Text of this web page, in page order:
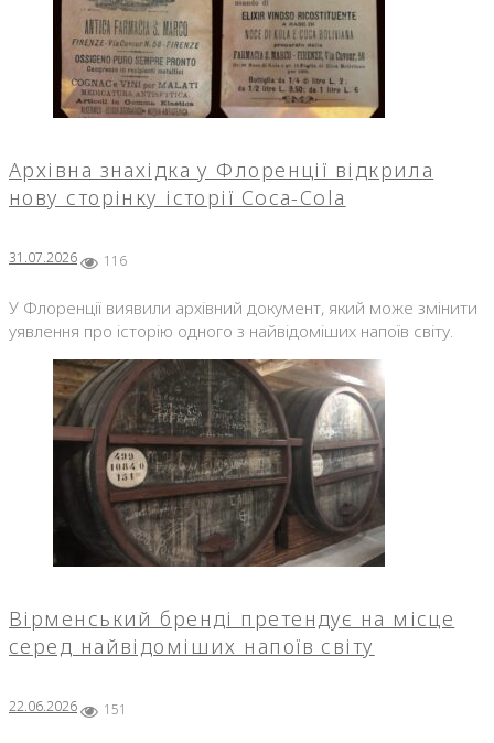
Архівна знахідка у Флоренції відкрила
нову сторінку історії Coca-Cola
31.07.2026 116
У Флоренції виявили архівний документ, який може змінити
уявлення про історію одного з найвідоміших напоїв світу.
Вірменський бренді претендує на місце
серед найвідоміших напоїв світу
22.06.2026 151